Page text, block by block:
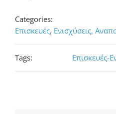
Categories:
Επισκευές, Ενισχύσεις,
Tags: Επισκευές-